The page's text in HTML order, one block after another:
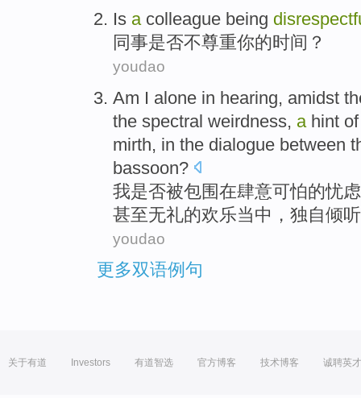
Is a colleague being
同事是否不尊重你的时间？
youdao
Am I alone in hearing, amidst
the spectral weirdness, a hint of
mirth, in the dialogue between
bassoon?
我是否被包围在肆意可怕的忧虑
甚至无礼的欢乐当中 ， 独自倾听
youdao
更多双语例句
关于有道 Investors 有道智选 官方博客 技术博客 诚聘英才